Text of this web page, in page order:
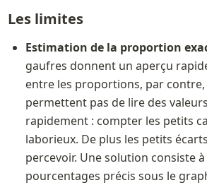
Les limites
Estimation de la proportion
gaufres donnent un aperçu
entre les proportions, par contre,
permettent pas de lire des
rapidement : compter les petits
laborieux. De plus les petits
percevoir. Une solution consiste
pourcentages précis sous le